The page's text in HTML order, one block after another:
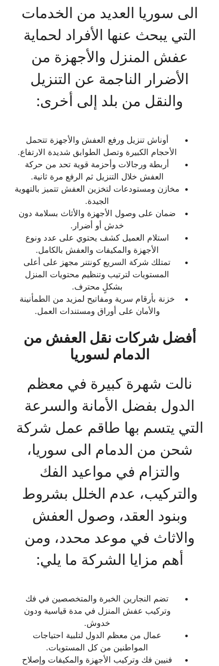
الى سوريا العديد من الخدمات
التي يبحث عنها الأفراد لحماية
عفش المنزل والأجهزة من
الأضرار الناجمة عن التنزيل
والنقل من بلد إلى أخرى:
أوناش تنزيل ورفع العفش والأجهزة تتحمل
الأحجام الكبيرة وتصل الطوابق شديدة الارتفاع.
أربطة ورجالات وأحزمة قوية تحد من حركة
العفش خلال التنزيل ثم الرفع مرة ثانية.
مخازن ومستودعات لتخزين العفش تتميز بالتهوية
الجيدة.
ضمان على وصول الأجهزة والأثاث بسلامة دون
خدش أو أضرار.
استلام العميل كشف يحتوي على عدد ونوع
الأجهزة والمكيفات والعفش بالكامل.
تمتلك شركة السريع كونتنر مجهز على أعلى
المستويات لترتيب وتنظيم محتويات المنزل
بشكلٍ محترف.
خزنة بأرقام سرية ومفاتيح لمزيد من الطمأنينة
والأمان على أوراق ومستندات العمل.
أفضل شركات نقل العفش من
الدمام لسوريا
نالت شهرة كبيرة في معظم
الدول بفضل الأمانة والسرعة
التي يتسم بها طاقم عمل شركة
شحن من الدمام الى سوريا،
والتزام في مواعيد الفك
والتركيب، عدم الخلل بشروط
وبنود العقد، وصول العفش
والاثاث في موعد محدد، ومن
أهم مزايا الشركة ما يلي:
تضم النجارين الخبرة والمتخصصين في فك
وتركيب عفش المنزل في مدة قياسية ودون
خدوش.
عمال من معظم الدول لتلبية احتياجات
المواطنين من كل المستويات.
فنيين فك وتركيب الأجهزة والمكيفات وإصلاح